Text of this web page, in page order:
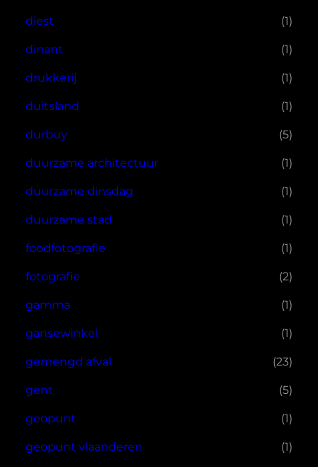
diest (1)
dinant (1)
drukkerij (1)
duitsland (1)
durbuy (5)
duurzame architectuur (1)
duurzame dinsdag (1)
duurzame stad (1)
foodfotografie (1)
fotografie (2)
gamma (1)
gansewinkel (1)
gemengd afval (23)
gent (5)
geopunt (1)
geopunt vlaanderen (1)